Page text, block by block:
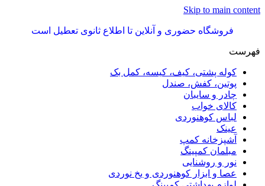
Skip to main content
فروشگاه حضوری و آنلاین تا اطلاع ثانوی تعطیل است
فهرست
کوله پشتی، کیف، کیسه، کمل بک
پوتین، کفش، صندل
چادر و سایبان
کالای خواب
لباس کوهنوردی
عینک
آشپزخانه کمپ
مبلمان کمپینگ
نور و روشنایی
عصا و ابزار کوهنوردی و یخ نوردی